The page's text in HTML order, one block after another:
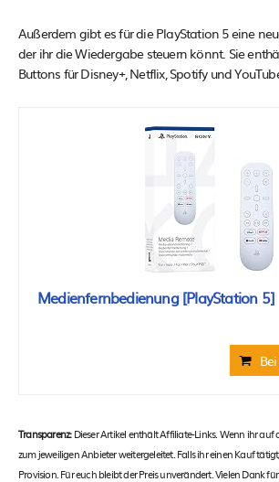
Außerdem gibt es für die PlayStation 5 eine
der ihr die Wiedergabe steuern könnt. Sie
Buttons für Disney+, Netflix, Spotify und
Medienfernbedienung [PlayStation 5]
Transparenz:Dieser Artikel enthält Affiliate-Links. Wenn ihr auf
zum jeweiligen Anbieter weitergeleitet. Falls ihr einen Kauf
Provision. Für euch bleibt der Preis unverändert. Vielen Dank